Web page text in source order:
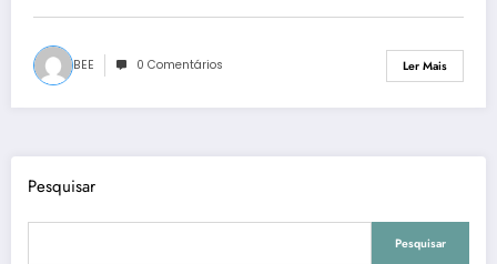
BEE 0 Comentários Ler Mais
Pesquisar
Pesquisar